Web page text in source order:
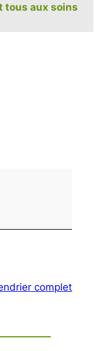
tous aux soins
complet